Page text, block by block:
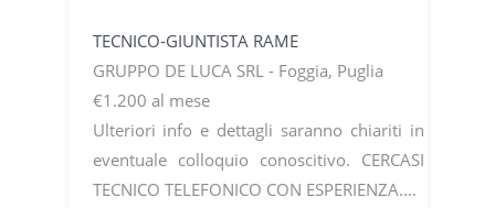
TECNICO-GIUNTISTA RAME
GRUPPO DE LUCA SRL - Foggia, Puglia
€1.200 al mese
Ulteriori info e dettagli saranno chiariti in
eventuale colloquio conoscitivo. CERCASI
TECNICO TELEFONICO CON ESPERIENZA....